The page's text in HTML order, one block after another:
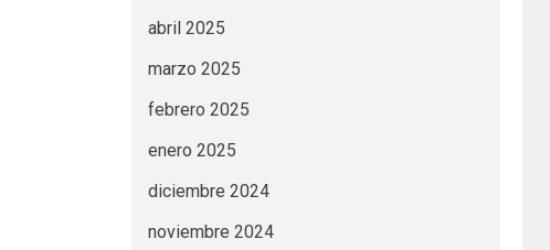
abril 2025
marzo 2025
febrero 2025
enero 2025
diciembre 2024
noviembre 2024